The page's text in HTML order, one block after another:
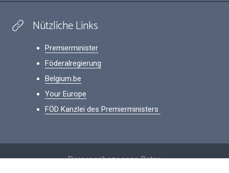
Nützliche Links
Premierminister
Föderalregierung
Belgium.be
Your Europe
FÖD Kanzlei des Premierministers
Personenbezogene Daten